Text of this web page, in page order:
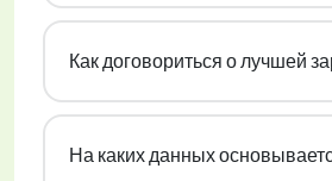
Как договориться о лучшей
На каких данных